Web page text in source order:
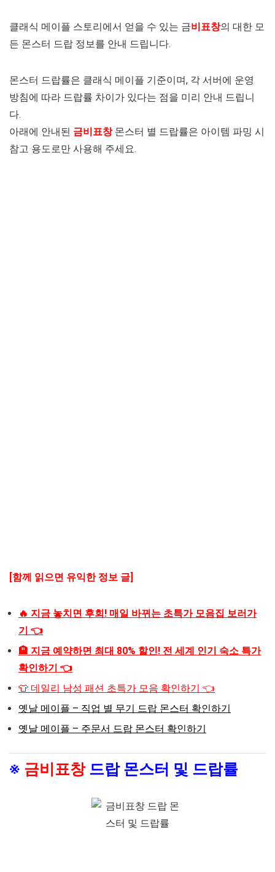
클래식 메이플 스토리에서 얻을 수 있는 금비표창의 대한 모
든 몬스터 드랍 정보를 안내 드립니다.
몬스터 드랍률은 클래식 메이플 기준이며, 각 서버에 운영
방침에 따라 드랍률 차이가 있다는 점을 미리 안내 드립니
다.
아래에 안내된 금비표창몬스터 별 드랍률은 아이템 파밍 시
참고 용도로만 사용해 주세요.
[함께 읽으면 유익한 정보 글]
🔥 지금 놓치면 후회! 매일 바뀌는 초특가 모음집 보러가
기 👈
🏨 지금 예약하면 최대 80% 할인! 전 세계 인기 숙소 특가
확인하기 👈
👕 데일리 남성 패션 초특가 모음 확인하기 👈
옛날 메이플 – 직업 별 무기 드랍 몬스터 확인하기
옛날 메이플 – 주문서 드랍 몬스터 확인하기
※ 금비표창드랍 몬스터 및 드랍률